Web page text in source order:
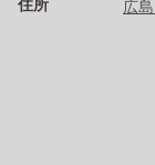
住所 広